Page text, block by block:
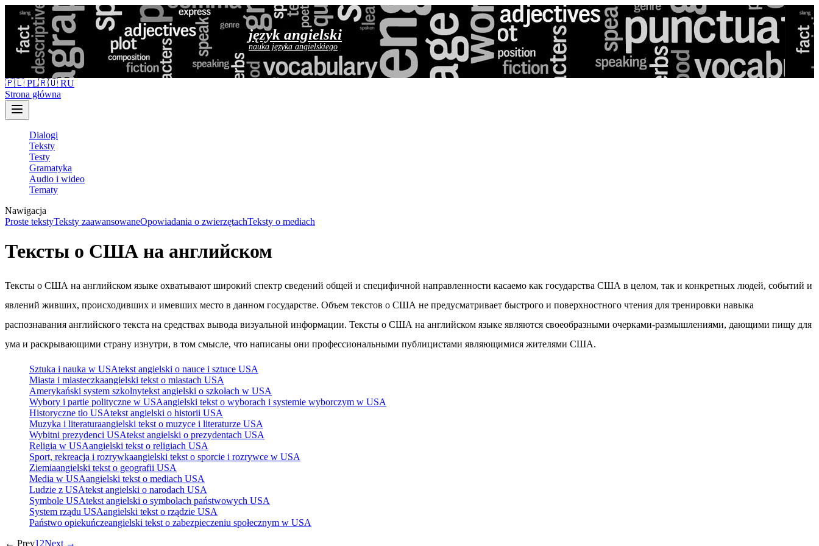
język angielski
nauka języka angielskiego
🇵🇱 PL🇷🇺 RU
Strona główna
Dialogi
Teksty
Testy
Gramatyka
Audio i wideo
Tematy
Nawigacja
Proste tekstyTeksty zaawansowaneOpowiadania o zwierzętachTeksty o mediach
Тексты о США на английском
Тексты о США на английском языке охватывают широкий спектр сведений общей и специфичной направленности касаемо как государства США в целом, так и конкретных людей, событий и
явлений живших, происходивших и имевших место в данном государстве. Объем текстов о США не предусматривает быстрого и поверхностного чтения для тренировки навыка
распознавания английского текста на средствах вывода визуальной информации. Тексты о США на английском языке являются своеобразными очерками-размышлениями, дающими пищу для
ума и раскрывающими страну изнутри, в том смысле, что написаны они профессиональными публицистами являющимися жителями США.
Sztuka i nauka w USAtekst angielski o nauce i sztuce USA
Miasta i miasteczkaangielski tekst o miastach USA
Amerykański system szkolnytekst angielski o szkołach w USA
Wybory i partie polityczne w USAangielski tekst o wyborach i systemie wyborczym w USA
Historyczne tło USAtekst angielski o historii USA
Muzyka i literaturaangielski tekst o muzyce i literaturze USA
Wybitni prezydenci USAtekst angielski o prezydentach USA
Religia w USAangielski tekst o religiach USA
Sport, rekreacja i rozrywkaangielski tekst o sporcie i rozrywce w USA
Ziemiaangielski tekst o geografii USA
Media w USAangielski tekst o mediach USA
Ludzie z USAtekst angielski o narodach USA
Symbole USAtekst angielski o symbolach państwowych USA
System rządu USAangielski tekst o rządzie USA
Państwo opiekuńczeangielski tekst o zabezpieczeniu społecznym w USA
← Prev1 2Next →